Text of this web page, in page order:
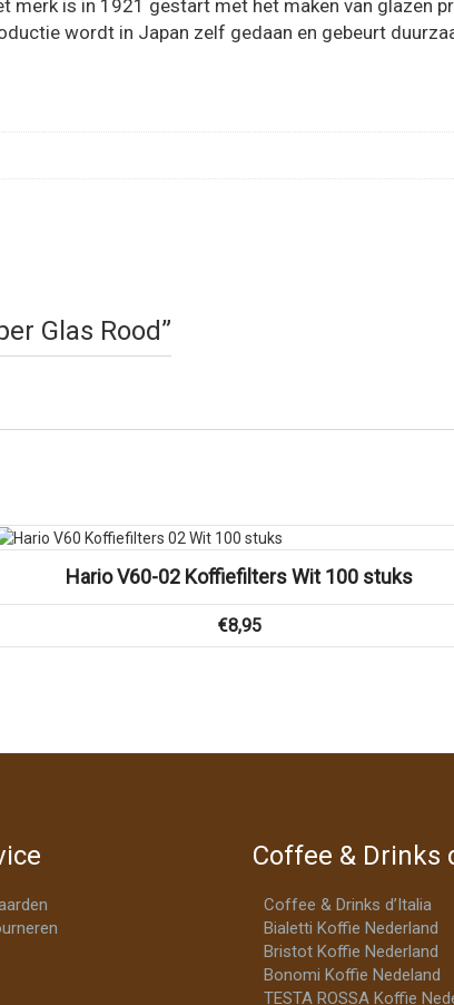
merk is in 1921 gestart met het maken van glazen
wordt in Japan zelf gedaan en gebeurt
Glas Rood”
Hario V60-02 Koffiefilters Wit 100 stuks
€8,95
Vergelijk
Coffee & Drinks
Coffee & Drinks d’Italia
Bialetti Koffie Nederland
Bristot Koffie Nederland
Bonomi Koffie Nedeland
TESTA ROSSA Koffie